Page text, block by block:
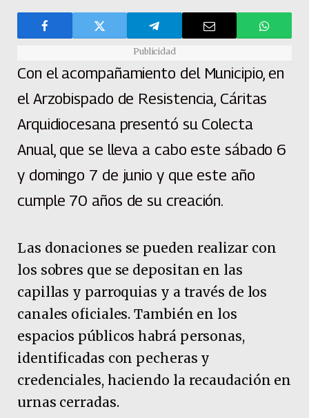
Publicidad
Con el acompañamiento del Municipio, en
el Arzobispado de Resistencia, Cáritas
Arquidiocesana presentó su Colecta
Anual, que se lleva a cabo este sábado 6
y domingo 7 de junio y que este año
cumple 70 años de su creación.
Las donaciones se pueden realizar con
los sobres que se depositan en las
capillas y parroquias y a través de los
canales oficiales. También en los
espacios públicos habrá personas,
identificadas con pecheras y
credenciales, haciendo la recaudación en
urnas cerradas.